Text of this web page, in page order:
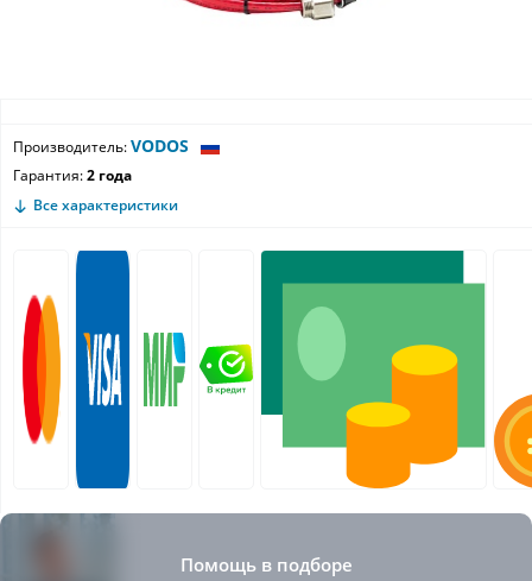
Производитель:VODOS
Гарантия:2 года
Все характеристики
Помощь в подборе